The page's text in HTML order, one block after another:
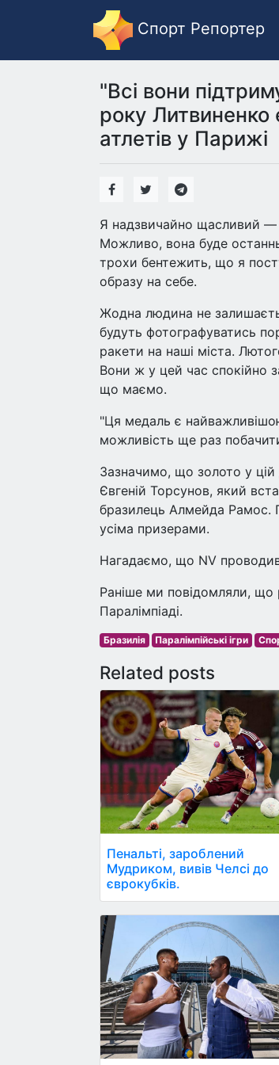
Спорт Репортер
"Всі вони
року Литвиненко
атлетів у Парижі
Я надзвичайно щасливий —
Можливо, вона буде
трохи бентежить, що я
образу на себе.
Жодна людина не
будуть фотографуватись
ракети на наші міста.
Вони ж у цей час спокійно
що маємо.
"Ця медаль є
можливість ще раз
Зазначимо, що золото у цій
Євгеній Торсунов, який
бразилець Алмейда Рамос.
усіма призерами.
Нагадаємо, що NV
Раніше ми повідомляли, що
Паралімпіаді.
Бразилія Паралімпійські ігри
Related posts
Пенальті, зароблений
Мудриком, вивів Челсі до
єврокубків.